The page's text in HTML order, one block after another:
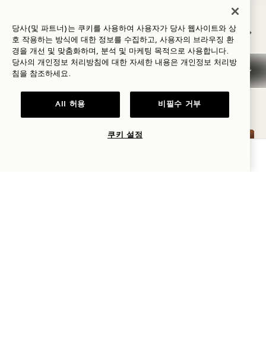
좋아할 만한 다른 객실
당사(및 파트너)는 쿠키를 사용하여 사용자가 당사 웹사이트와 상
호 작용하는 방식에 대한 정보를 수집하고, 사용자의 브라우징 환
경을 개선 및 맞춤화하며, 분석 및 마케팅 목적으로 사용합니다.
당사의 개인정보 처리방침에 대한 자세한 내용은 개인정보 처리방
침을 참조하세요.
All 허용 비필수 거부
쿠키 설정